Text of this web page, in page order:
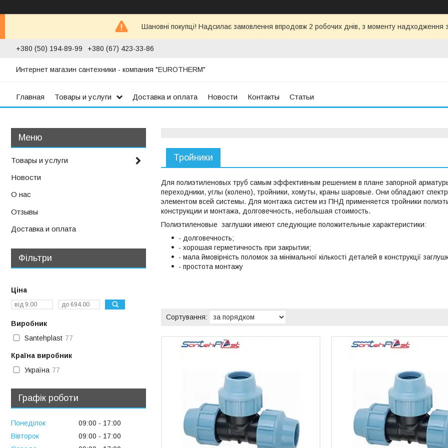
Шановні покупці! Надсилає замовлення впродовж 2 робочих днів, з моменту надходження
+380 (50) 194-89-99 +380 (67) 423-33-86
Интернет магазин сантехники - компания "EUROTHERM"
Главная Товары и услуги Доставка и оплата Новости Контакты Статьи
Тройники
Для полиэтиленовых труб самым эффективным решением в плане запорной
переходники, углы (колено), тройники, хомуты, краны шаровые. Они обладают
элементом всей системы. Для монтажа систем из ПНД применяется тройники
конструкции и монтажа, долговечность, небольшая стоимость.
Полиэтиленовые заглушки имеют следующие положительные характеристики:
- долговечность;
- хорошая герметичность при закрытии;
- мала ймовірність поломок за мінімальної кількості деталей в конструкції
- простота монтажу
Товары и услуги
Новости
О нас
Отзывы
Доставка и оплата
Фільтри
Ціна
Виробник
Santehplast 77
Країна виробник
Україна 77
Графік роботи
Понеділок 09:00
17:00
Вівторок
09:00
17:00